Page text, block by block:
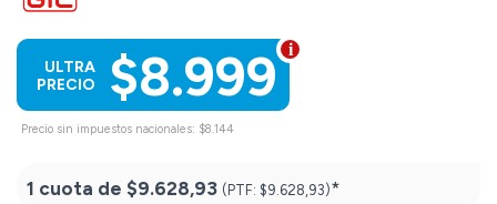
$8.999
ULTRA
PRECIO
Precio sin impuestos nacionales: $8.144
1 cuota de $9.628,93 (PTF: $9.628,93)*